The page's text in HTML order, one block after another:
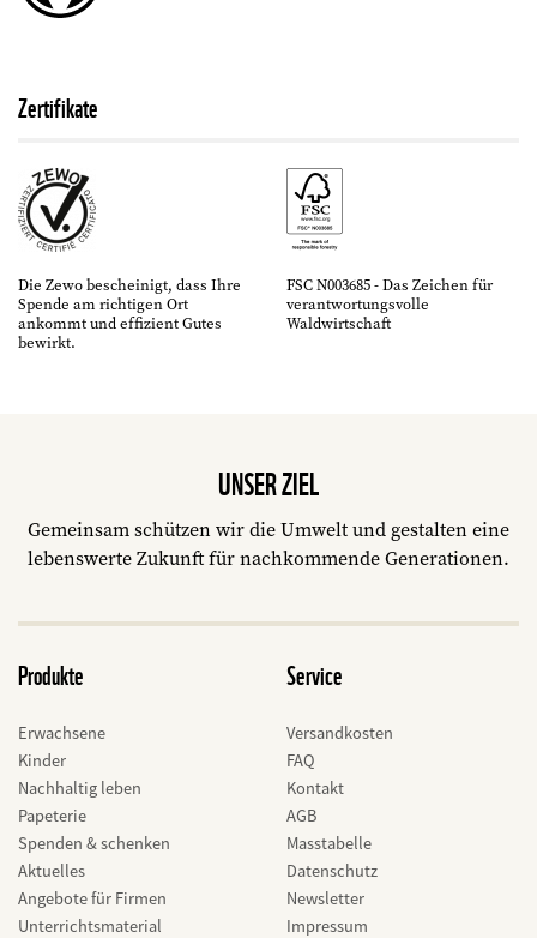
Zertifikate
Die Zewo bescheinigt, dass Ihre
Spende am richtigen Ort
ankommt und effizient Gutes
bewirkt.
FSC N003685 - Das Zeichen für
verantwortungsvolle
Waldwirtschaft
UNSER ZIEL
Gemeinsam schützen wir die Umwelt und gestalten eine
lebenswerte Zukunft für nachkommende Generationen.
Produkte
Erwachsene
Kinder
Nachhaltig leben
Papeterie
Spenden & schenken
Aktuelles
Angebote für Firmen
Unterrichtsmaterial
Service
Versandkosten
FAQ
Kontakt
AGB
Masstabelle
Datenschutz
Newsletter
Impressum